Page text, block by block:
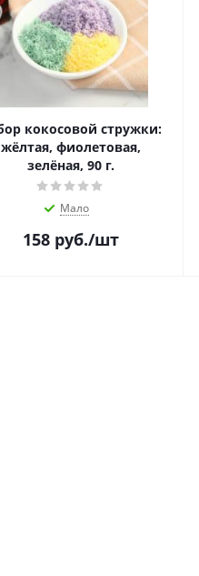
кокосовой стружки:
жёлтая, фиолетовая,
зелёная, 90 г.
Мало
158руб./шт